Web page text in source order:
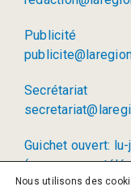
Publicité
Secrétariat
Guichet ouvert:
(permanence
17h00)
Nous utilisons des